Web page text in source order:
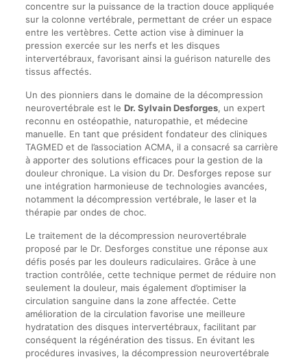
concentre sur la puissance de la traction douce appliquée
sur la colonne vertébrale, permettant de créer un espace
entre les vertèbres. Cette action vise à diminuer la
pression exercée sur les nerfs et les disques
intervertébraux, favorisant ainsi la guérison naturelle des
tissus affectés.
Un des pionniers dans le domaine de la décompression
neurovertébrale est le Dr. Sylvain Desforges, un expert
reconnu en ostéopathie, naturopathie, et médecine
manuelle. En tant que président fondateur des cliniques
TAGMED et de l’association ACMA, il a consacré sa carrière
à apporter des solutions efficaces pour la gestion de la
douleur chronique. La vision du Dr. Desforges repose sur
une intégration harmonieuse de technologies avancées,
notamment la décompression vertébrale, le laser et la
thérapie par ondes de choc.
Le traitement de la décompression neurovertébrale
proposé par le Dr. Desforges constitue une réponse aux
défis posés par les douleurs radiculaires. Grâce à une
traction contrôlée, cette technique permet de réduire non
seulement la douleur, mais également d’optimiser la
circulation sanguine dans la zone affectée. Cette
amélioration de la circulation favorise une meilleure
hydratation des disques intervertébraux, facilitant par
conséquent la régénération des tissus. En évitant les
procédures invasives, la décompression neurovertébrale